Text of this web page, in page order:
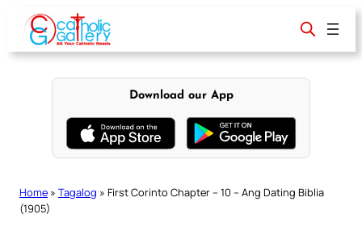
content
Download our App
Home » Tagalog » First Corinto Chapter – 10 – Ang Dating Biblia
(1905)